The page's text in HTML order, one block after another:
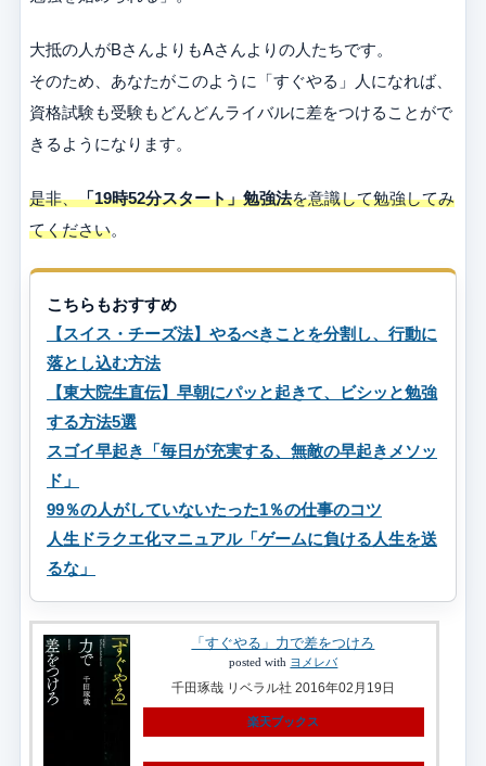
大抵の人がBさんよりもAさんよりの人たちです。
そのため、あなたがこのように「すぐやる」人になれば、
資格試験も受験もどんどんライバルに差をつけることがで
きるようになります。
是非、「19時52分スタート」勉強法を意識して勉強してみ
てください。
こちらもおすすめ
【スイス・チーズ法】やるべきことを分割し、行動に
落とし込む方法
【東大院生直伝】早朝にパッと起きて、ビシッと勉強
する方法5選
スゴイ早起き「毎日が充実する、無敵の早起きメソッ
ド」
99％の人がしていないたった1％の仕事のコツ
人生ドラクエ化マニュアル「ゲームに負ける人生を送
るな」
「すぐやる」力で差をつけろ
posted with ヨメレバ
千田琢哉 リベラル社 2016年02月19日
楽天ブックス